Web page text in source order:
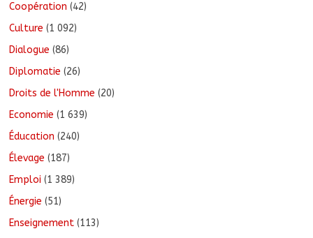
Coopération (42)
Culture (1 092)
Dialogue (86)
Diplomatie (26)
Droits de l'Homme (20)
Economie (1 639)
Éducation (240)
Élevage (187)
Emploi (1 389)
Énergie (51)
Enseignement (113)